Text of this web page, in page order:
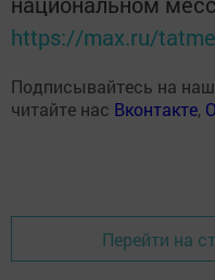
https://max.ru/
Подписывайтесь на наш
читайте нас Вконтакте,
Перейти на